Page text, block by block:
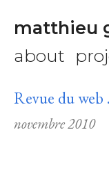
matthieu
about
Revue du
novembre 2010